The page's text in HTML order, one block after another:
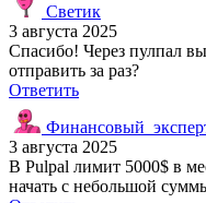
Светик
3 августа 2025
Спасибо! Через пулпал
отправить за раз?
Ответить
3 августа 2025
В Pulpal лимит 5000$ в
начать с небольшой